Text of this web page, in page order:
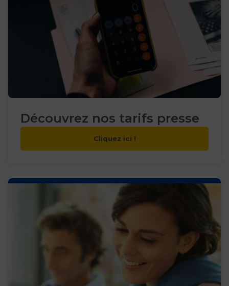
Découvrez nos tarifs presse
Cliquez ici !